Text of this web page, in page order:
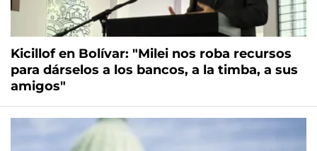
Kicillof en Bolívar: "Milei nos roba recursos
para dárselos a los bancos, a la timba, a sus
amigos"